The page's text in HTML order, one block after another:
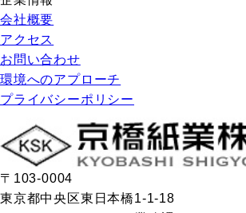
会社概要
アクセス
お問い合わせ
環境へのアプローチ
プライバシーポリシー
〒103-0004
東京都中央区東日本橋1-1-18